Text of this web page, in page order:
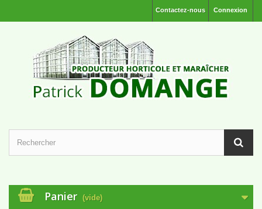
Connexion
Contactez-nous
Panier (vide)